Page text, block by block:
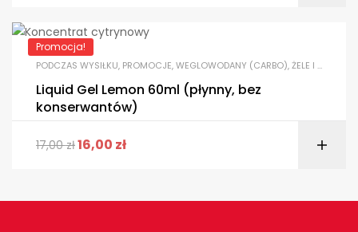
Promocja!
PODCZAS WYSIŁKU, PROMOCJE,WEGLOWODANY (CARBO),ŻELE I KONCENTRATY
Liquid Gel Lemon 60ml (płynny, bez
konserwantów)
17,00zł16,00 zł